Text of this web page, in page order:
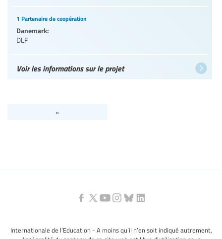
1 Partenaire de coopération
Danemark:
DLF
Voir les informations sur le projet
»
Internationale de l’Education - A moins qu’il n’en soit indiqué autrement,